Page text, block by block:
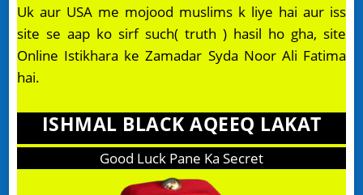
Uk aur USA me mojood muslims k liye hai aur iss
site se aap ko sirf such( truth ) hasil ho gha, site
Online Istikhara ke Zamadar Syda Noor Ali Fatima
hai.
ISHMAL BLACK AQEEQ LAKAT
Good Luck Pane Ka Secret